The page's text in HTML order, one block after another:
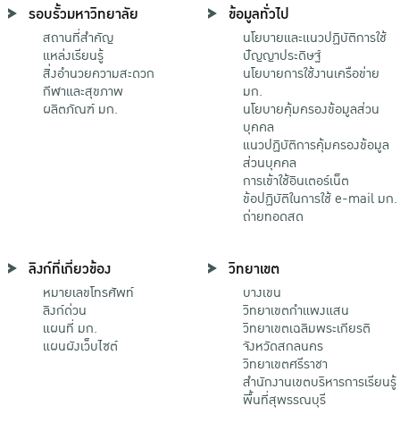
รอบรั้วมหาวิทยาลัย
สถานที่สำคัญ
แหล่งเรียนรู้
สิ่งอำนวยความสะดวก
กีฬาและสุขภาพ
ผลิตภัณฑ์ มก.
ข้อมูลทั่วไป
นโยบายและแนวปฏิบัติการใช้
ปัญญาประดิษฐ์
นโยบายการใช้งานเครือข่าย
มก.
นโยบายคุ้มครองข้อมูลส่วน
บุคคล
แนวปฏิบัติการคุ้มครองข้อมูล
ส่วนบุคคล
การเข้าใช้อินเตอร์เน็ต
ข้อปฏิบัติในการใช้ e-mail มก.
ถ่ายทอดสด
ลิงก์ที่เกี่ยวข้อง
หมายเลขโทรศัพท์
ลิงก์ด่วน
แผนที่ มก.
แผนผังเว็บไซต์
วิทยาเขต
บางเขน
วิทยาเขตกําแพงแสน
วิทยาเขตเฉลิมพระเกียรติ
จังหวัดสกลนคร
วิทยาเขตศรีราชา
สำนักงานเขตบริหารการเรียนรู้
พื้นที่สุพรรณบุรี